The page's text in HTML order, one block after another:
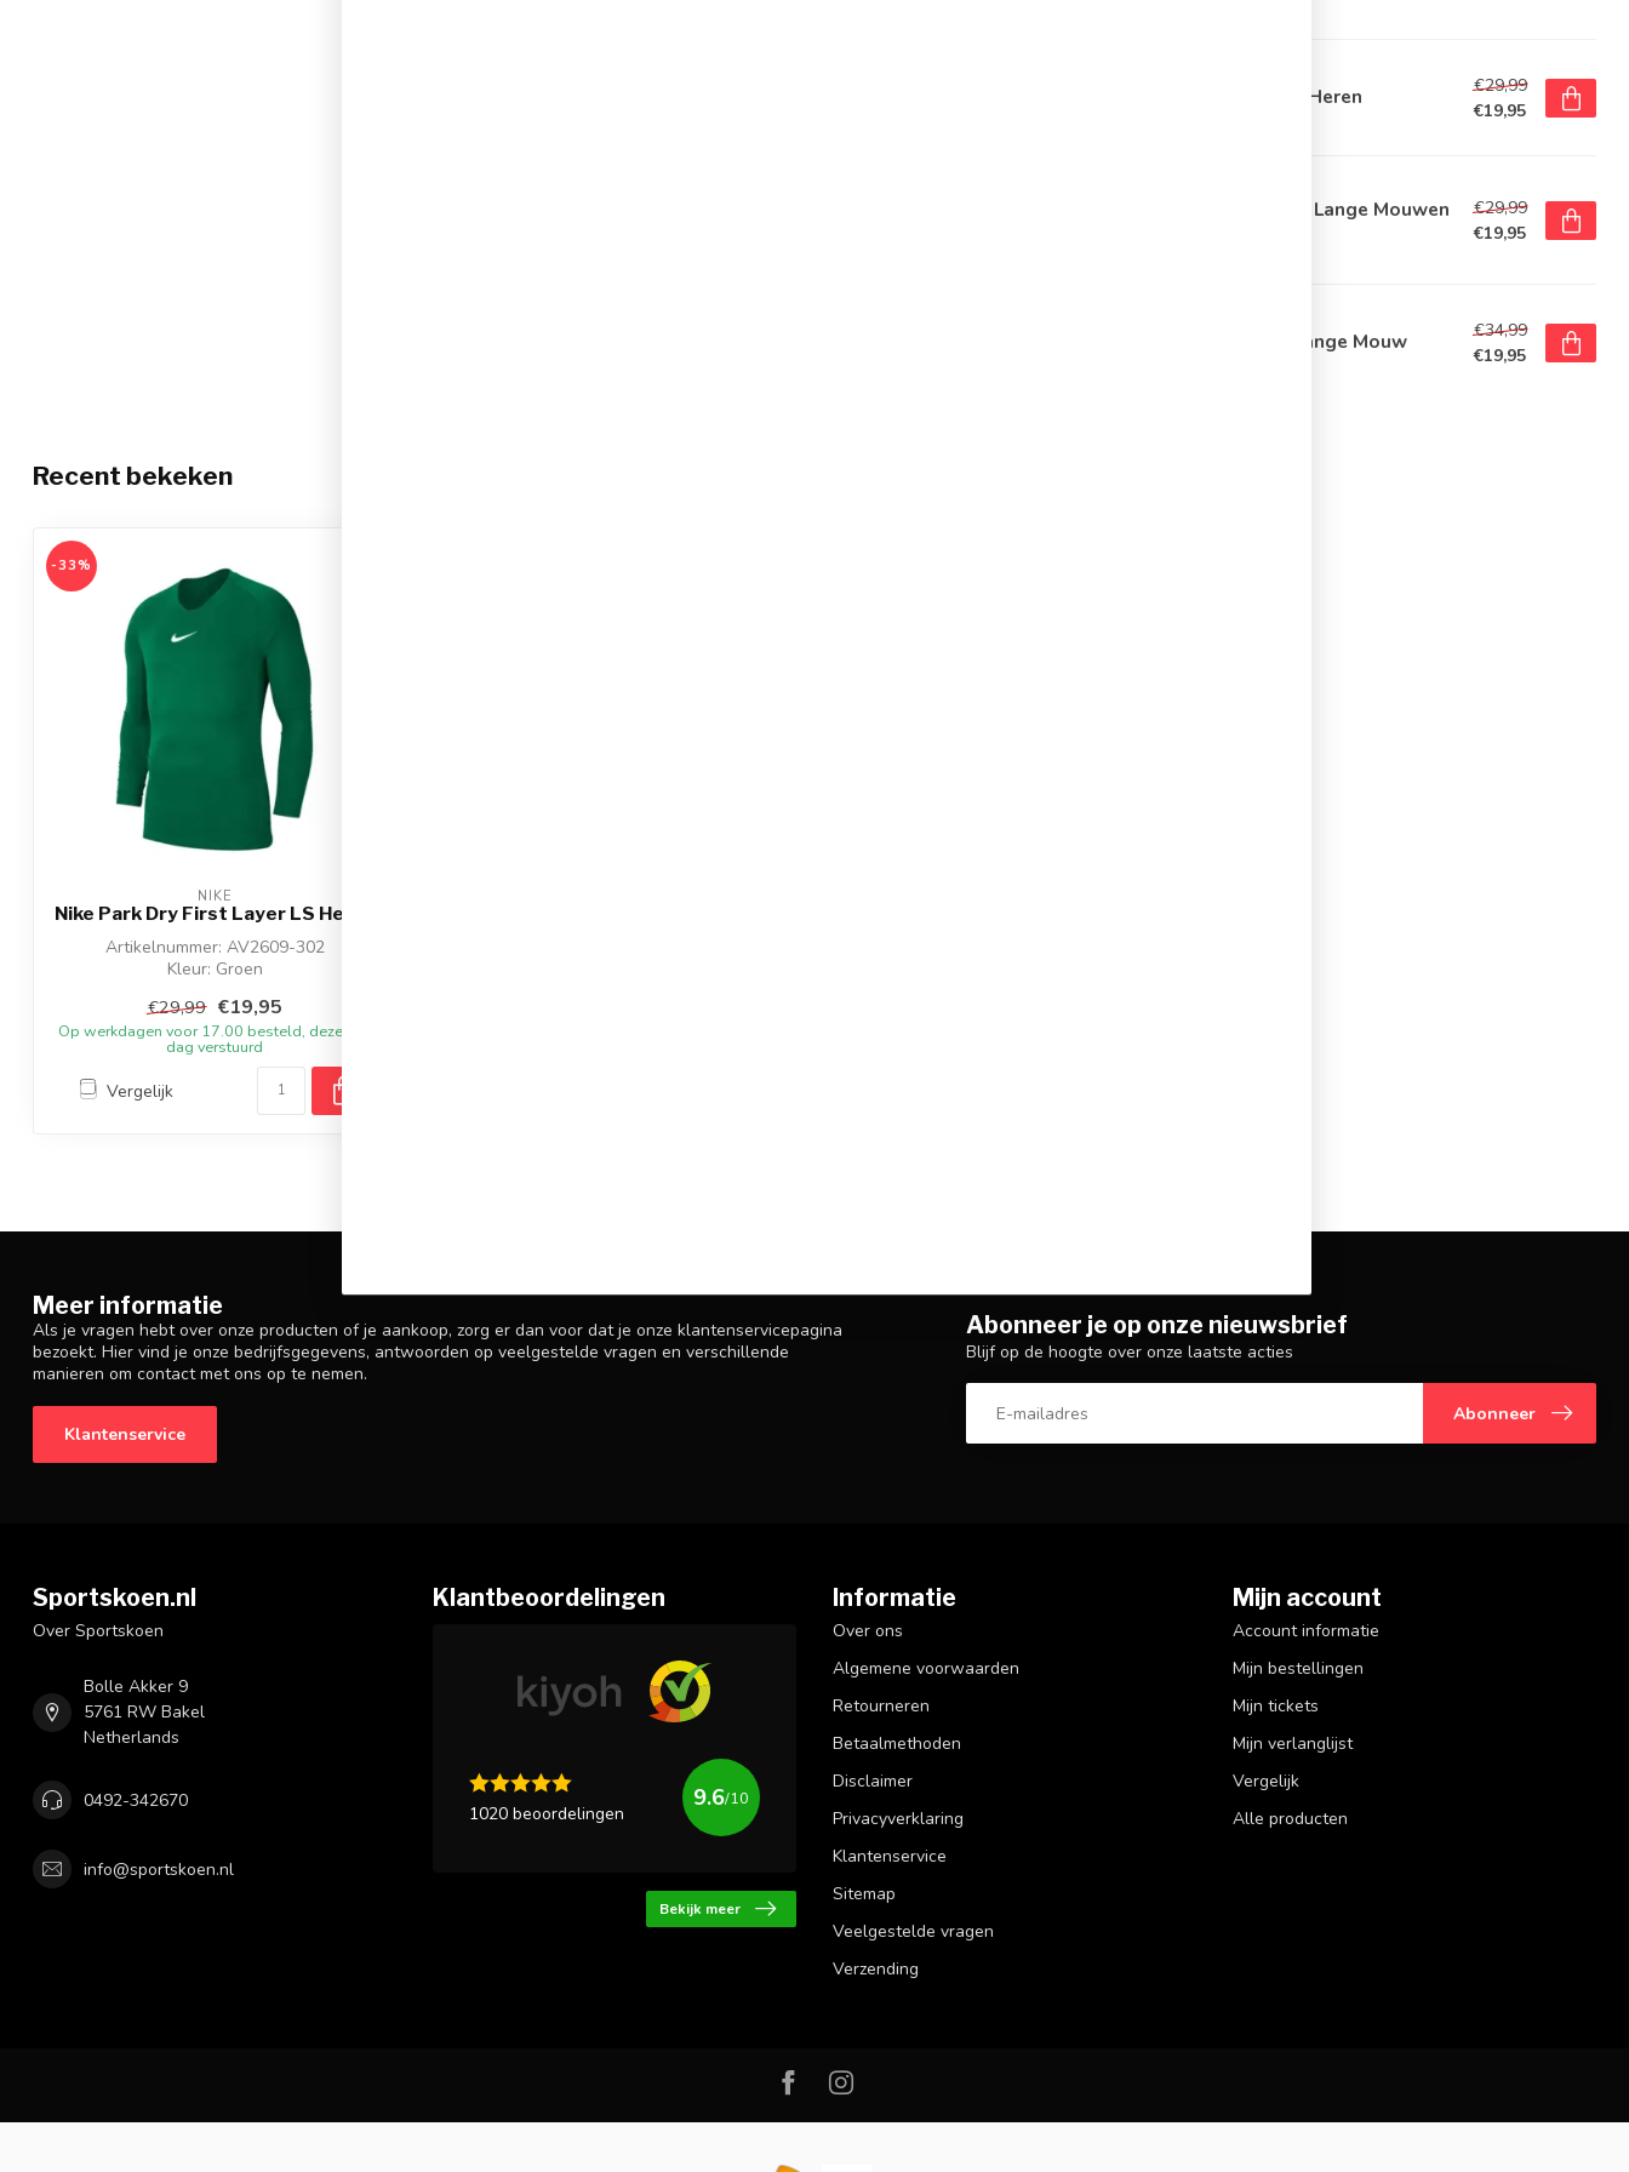
Nike Park Dry First Layer LS Heren
€29,99
€19,95
Nike Dri-FIT Park Ondershirt Lange Mouwen
€29,99
€19,95
Nike Park First Layer Shirt Lange Mouw
€34,99
€19,95
Recent bekeken
-33%
NIKE
Nike Park Dry First Layer LS Heren
Artikelnummer: AV2609-302
Kleur: Groen
€29,99 €19,95
Op werkdagen voor 17.00 besteld, dezelfde
dag verstuurd
Vergelijk
Meer informatie
Als je vragen hebt over onze producten of je aankoop, zorg er dan voor dat je onze klantenservicepagina
bezoekt. Hier vind je onze bedrijfsgegevens, antwoorden op veelgestelde vragen en verschillende
manieren om contact met ons op te nemen.
Klantenservice
Abonneer je op onze nieuwsbrief
Blijf op de hoogte over onze laatste acties
Abonneer
Sportskoen.nl
Over Sportskoen
Bolle Akker 9
5761 RW Bakel
Netherlands
0492-342670
info@sportskoen.nl
Klantbeoordelingen
1020 beoordelingen
9.6/10
Bekijk meer
Informatie
Over ons
Algemene voorwaarden
Retourneren
Betaalmethoden
Disclaimer
Privacyverklaring
Klantenservice
Sitemap
Veelgestelde vragen
Verzending
Mijn account
Account informatie
Mijn bestellingen
Mijn tickets
Mijn verlanglijst
Vergelijk
Alle producten